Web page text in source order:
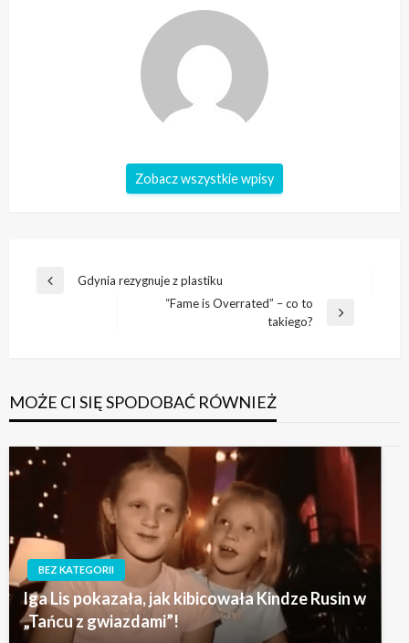
Zobacz wszystkie wpisy
Nawigacja
Poprzedni
Gdynia rezygnuje z plastiku
“Fame is Overrated” – co to
takiego?
MOŻE CI SIĘ SPODOBAĆ RÓWNIEŻ
BEZ KATEGORII
Iga Lis pokazała, jak kibicowała Kindze Rusin w
„Tańcu z gwiazdami”!